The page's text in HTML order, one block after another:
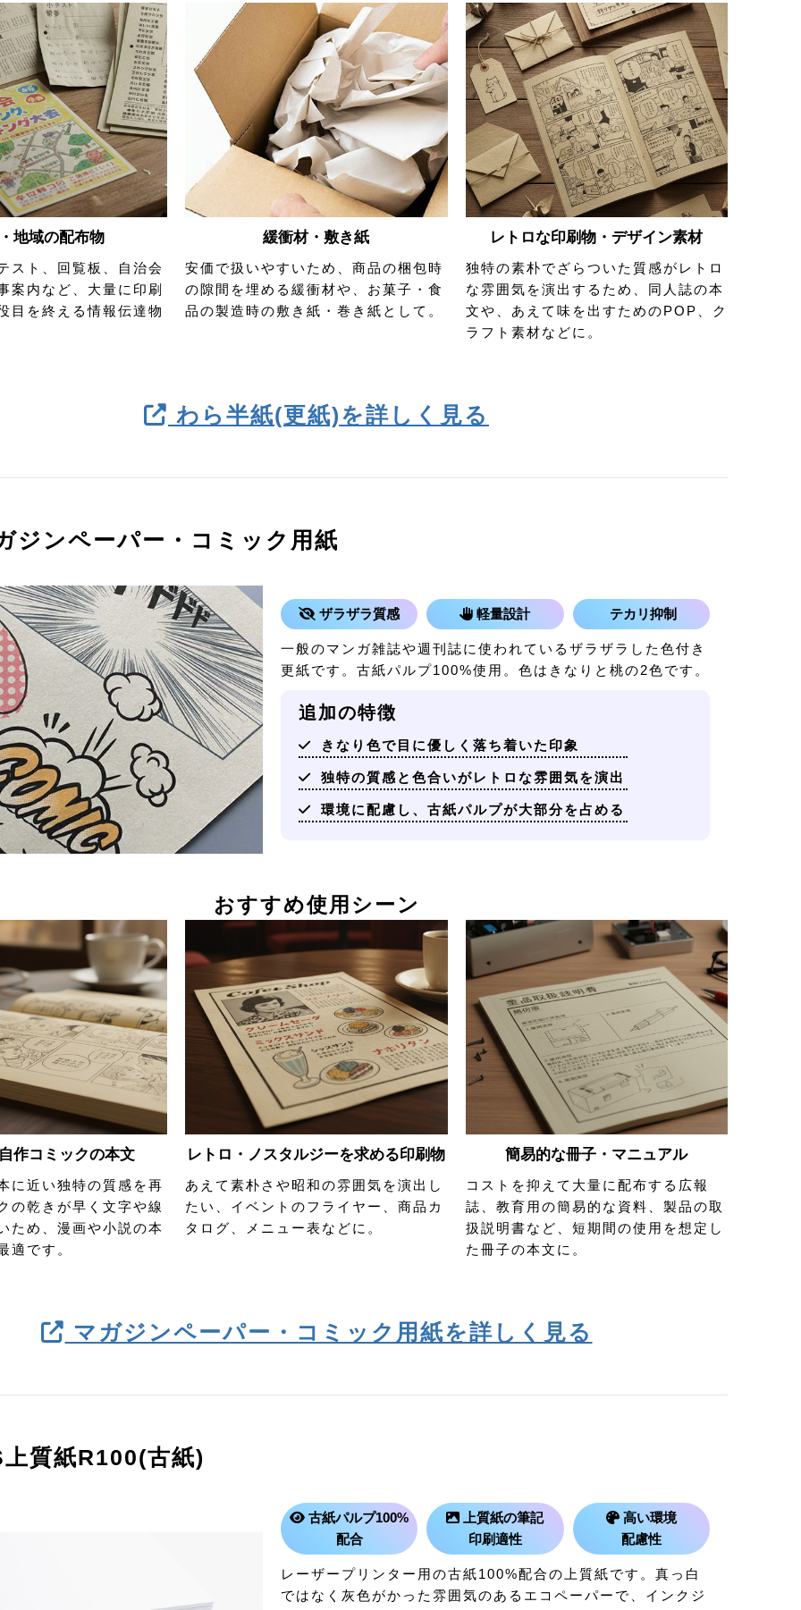
地域の配布物
スト、回覧板、自治会
案内など、大量に印刷
目を終える情報伝達物
緩衝材・敷き紙
安価で扱いやすいため、商品の梱包時
の隙間を埋める緩衝材や、お菓子・食
品の製造時の敷き紙・巻き紙として。
レトロな印刷物・デザイン素材
独特の素朴でざらついた質感がレトロ
な雰囲気を演出するため、同人誌の本
文や、あえて味を出すためのPOP、ク
ラフト素材などに。
わら半紙(更紙)を詳しく見る
ジンペーパー・コミック用紙
ザラザラ質感 軽量設計 テカリ抑制
一般のマンガ雑誌や週刊誌に使われているザラザラした色付き
更紙です。古紙パルプ100%使用。色はきなりと桃の2色です。
追加の特徴
きなり色で目に優しく落ち着いた印象
独特の質感と色合いがレトロな雰囲気を演出
環境に配慮し、古紙パルプが大部分を占める
おすすめ使用シーン
作コミックの本文
に近い独特の質感を再
の乾きが早く文字や線
ため、漫画や小説の本
適です。
レトロ・ノスタルジーを求める印刷物
あえて素朴さや昭和の雰囲気を演出し
たい、イベントのフライヤー、商品カ
タログ、メニュー表などに。
簡易的な冊子・マニュアル
コストを抑えて大量に配布する広報
誌、教育用の簡易的な資料、製品の取
扱説明書など、短期間の使用を想定し
た冊子の本文に。
マガジンペーパー・コミック用紙を詳しく見る
質紙R100(古紙)
古紙パルプ100%
配合
上質紙の筆記
印刷適性
高い環境
配慮性
レーザープリンター用の古紙100%配合の上質紙です。真っ白
ではなく灰色がかった雰囲気のあるエコペーパーで、インクジ